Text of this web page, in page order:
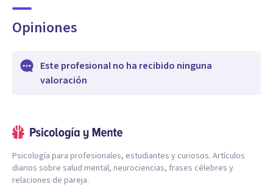
Opiniones
Este profesional no ha recibido ninguna
valoración
Psicología para profesionales, estudiantes y curiosos. Artículos
diarios sobre salud mental, neurociencias, frases célebres y
relaciones de pareja.